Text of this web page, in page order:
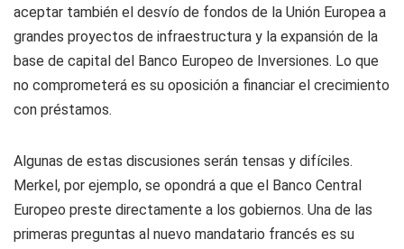
aceptar también el desvío de fondos de la Unión Europea a
grandes proyectos de infraestructura y la expansión de la
base de capital del Banco Europeo de Inversiones. Lo que
no comprometerá es su oposición a financiar el crecimiento
con préstamos.
Algunas de estas discusiones serán tensas y difíciles.
Merkel, por ejemplo, se opondrá a que el Banco Central
Europeo preste directamente a los gobiernos. Una de las
primeras preguntas al nuevo mandatario francés es su